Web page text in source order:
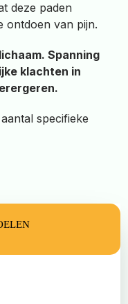
deze paden
ontdoen van pijn.
Spanning
klachten in
specifieke